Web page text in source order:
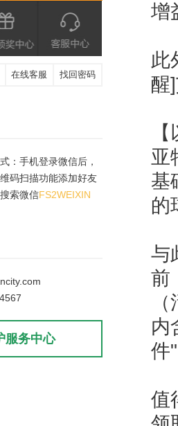
在线客服 找回密码
：手机登录微信后，
码扫描功能添加好友
索微信FS2WEIXIN
服务中心
增
此
醒
亚
基
的
与
前
内
件
值